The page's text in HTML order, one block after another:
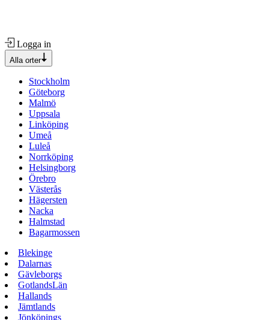
Logga in
Alla orter
Stockholm
Göteborg
Malmö
Uppsala
Linköping
Umeå
Luleå
Norrköping
Helsingborg
Örebro
Västerås
Hägersten
Nacka
Halmstad
Bagarmossen
Blekinge
Dalarnas
Gävleborgs
GotlandsLän
Hallands
Jämtlands
Jönköpings